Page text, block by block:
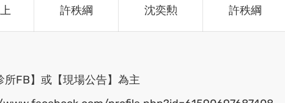
許秩綱 沈奕勲 許秩綱
FB】或【現場公告】為主